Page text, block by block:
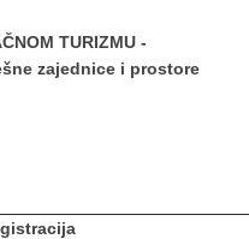
TURIZMU -
zajednice i prostore